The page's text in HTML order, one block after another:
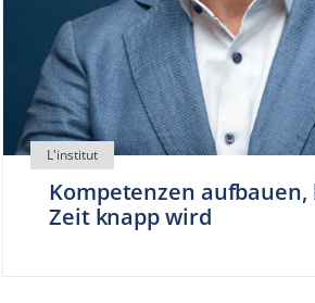
Kompetenzen aufbauen,
Zeit knapp wird